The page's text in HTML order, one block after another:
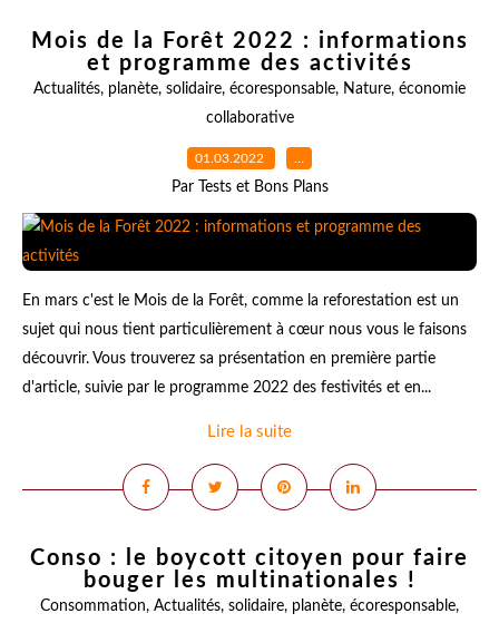
Mois de la Forêt 2022 : informations
et programme des activités
Actualités, planète, solidaire, écoresponsable, Nature, économie
collaborative
01.03.2022 …
Par Tests et Bons Plans
En mars c'est le Mois de la Forêt, comme la reforestation est un
sujet qui nous tient particulièrement à cœur nous vous le faisons
découvrir. Vous trouverez sa présentation en première partie
d'article, suivie par le programme 2022 des festivités et en...
Lire la suite
Conso : le boycott citoyen pour faire
bouger les multinationales !
Consommation, Actualités, solidaire, planète, écoresponsable,